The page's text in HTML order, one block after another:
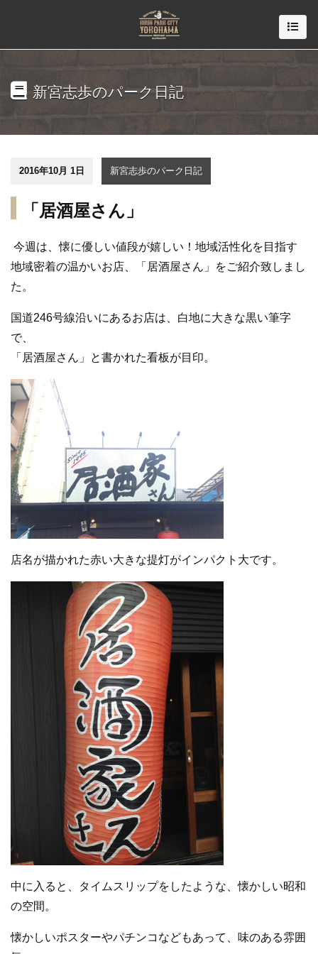
新宮志歩のパーク日記
2016年10月 1日 新宮志歩のパーク日記
「居酒屋さん」
今週は、懐に優しい値段が嬉しい！地域活性化を目指す
地域密着の温かいお店、「居酒屋さん」をご紹介致しまし
た。
国道246号線沿いにあるお店は、白地に大きな黒い筆字
で、
「居酒屋さん」と書かれた看板が目印。
店名が描かれた赤い大きな提灯がインパクト大です。
中に入ると、タイムスリップをしたような、懐かしい昭和
の空間。
懐かしいポスターやパチンコなどもあって、味のある雰囲